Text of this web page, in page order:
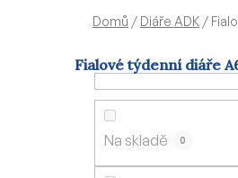
Domů / Diáře ADK /
Fialové týdenní diáře
Na skladě 0